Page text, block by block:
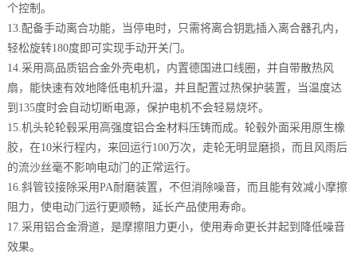
个控制。
13.配备手动离合功能，当停电时，只需将离合钥匙插入离合器孔内，
轻松旋转180度即可实现手动开关门。
14.采用高品质铝合金外壳电机，内置德国进口线圈，并自带散热风
扇，能快速有效地降低电机升温，并且配置过热保护装置，当温度达
到135度时会自动切断电源，保护电机不会轻易烧坏。
15.机头轮轮毂采用高强度铝合金材料压铸而成。轮毂外面采用原生橡
胶，在10米行程内，来回运行100万次，走轮无明显磨损，而且风雨后
的流沙丝毫不影响电动门的正常运行。
16.斜管铰接除采用PA耐磨装置，不但消除噪音，而且能有效减小摩擦
阻力，使电动门运行更顺畅，延长产品使用寿命。
17.采用铝合金滑道，是摩擦阻力更小，使用寿命更长并起到降低噪音
效果。